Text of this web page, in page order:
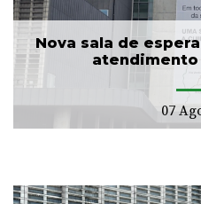
Nova sala de
atendimento
07